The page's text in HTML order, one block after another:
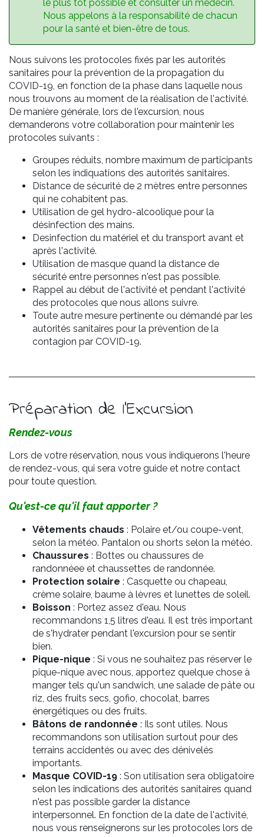
le plus tôt possible et consulter un médecin.
Nous appelons à la responsabilité de chacun
pour la santé et bien-être de tous.
Nous suivons les protocoles fixés par les autorités
sanitaires pour la prévention de la propagation du
COVID-19, en fonction de la phase dans laquelle nous
nous trouvons au moment de la réalisation de l'activité.
De manière générale, lors de l'excursion, nous
demanderons votre collaboration pour maintenir les
protocoles suivants :
Groupes réduits, nombre maximum de participants
selon les indiquations des autorités sanitaires.
Distance de sécurité de 2 mètres entre personnes
qui ne cohabitent pas.
Utilisation de gel hydro-alcoolique pour la
désinfection des mains.
Desinfection du matériel et du transport avant et
après l'activité.
Utilisation de masque quand la distance de
sécurité entre personnes n'est pas possible.
Rappel au début de l'activité et pendant l'activité
des protocoles que nous allons suivre.
Toute autre mesure pertinente ou démandé par les
autorités sanitaires pour la prévention de la
contagion par COVID-19.
Préparation de l'Excursion
Rendez-vous
Lors de votre réservation, nous vous indiquerons l'heure
de rendez-vous, qui sera votre guide et notre contact
pour toute question.
Qu'est-ce qu'il faut apporter ?
Vêtements chauds : Polaire et/ou coupe-vent,
selon la météo. Pantalon ou shorts selon la météo.
Chaussures : Bottes ou chaussures de
randonnéee et chaussettes de randonnée.
Protection solaire : Casquette ou chapeau,
crème solaire, baume à lèvres et lunettes de soleil.
Boisson : Portez assez d'eau. Nous
recommandons 1,5 litres d'eau. Il est très important
de s'hydrater pendant l'excursion pour se sentir
bien.
Pique-nique : Si vous ne souhaitez pas réserver le
pique-nique avec nous, apportez quelque chose à
manger tels qu'un sandwich, une salade de pâte ou
riz, des fruits secs, gofio, chocolat, barres
énergétiques ou des fruits.
Bâtons de randonnée : Ils sont utiles. Nous
recommandons son utilisation surtout pour des
terrains accidentés ou avec des dénivelés
importants.
Masque COVID-19 : Son utilisation sera obligatoire
selon les indications des autorités sanitaires quand
n'est pas possible garder la distance
interpersonnel. En fonction de la date de l'activité,
nous vous renseignerons sur les protocoles lors de